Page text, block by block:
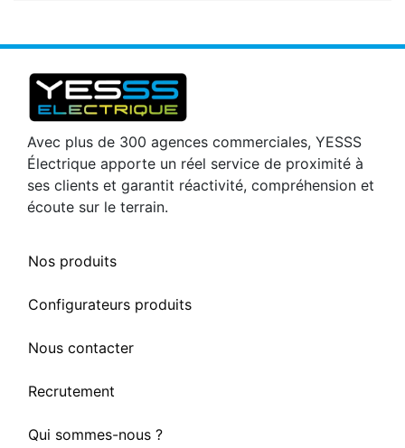
Avec plus de 300 agences commerciales, YESSS
Électrique apporte un réel service de proximité à
ses clients et garantit réactivité, compréhension et
écoute sur le terrain.
Nos produits
Configurateurs produits
Nous contacter
Recrutement
Qui sommes-nous ?